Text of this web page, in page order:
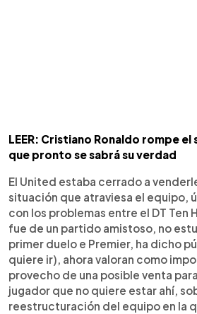
LEER: Cristiano Ronaldo rompe el
que pronto se sabrá su verdad
El United estaba cerrado a
situación que atraviesa el equipo,
con los problemas entre el DT Ten
fue de un partido amistoso, no
primer duelo e Premier, ha dicho
quiere ir), ahora valoran como
provecho de una posible venta
jugador que no quiere estar ahí,
reestructuración del equipo en la